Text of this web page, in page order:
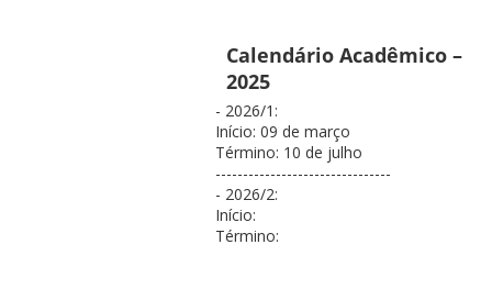
Calendário Acadêmico –
2025
- 2026/1:
Início: 09 de março
Término: 10 de julho
--------------------------------
- 2026/2:
Início:
Término: